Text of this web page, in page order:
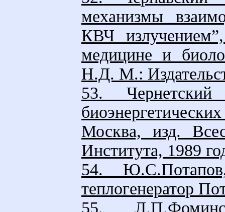
механизмы
КВЧ
медицине и
Н.Д. М.:
53.
Москва, изд.
Инститyта, 1989
54.
теплогенератор
55.